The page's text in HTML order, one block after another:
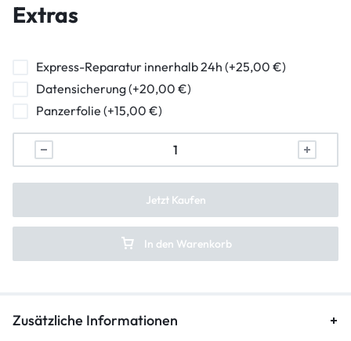
ladebuchse-reparatur
lautstarkeregler-reparatur
mikrofon-reparatur
backcover-reparatur
frontkamera-reparatur
hauptkamera-reparatur
kameraglasreparatur
Extras
Express-Reparatur innerhalb 24h (+25,00 €)
Datensicherung (+20,00 €)
Panzerfolie (+15,00 €)
In den Warenkorb
Jetzt Kaufen
Zusätzliche Informationen